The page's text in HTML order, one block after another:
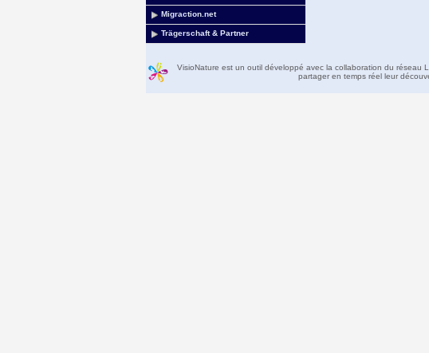
Migraction.net
Trägerschaft & Partner
VisioNature est un outil développé avec la collaboration du
partager en temps réel leur